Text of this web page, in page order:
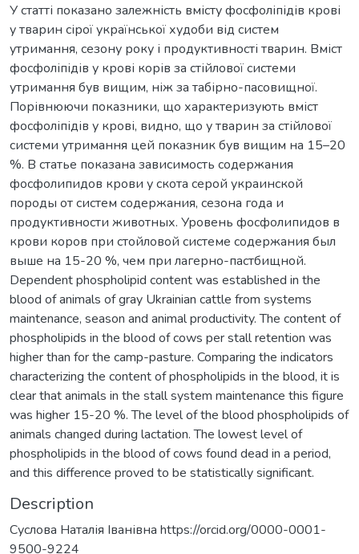
У статті показано залежність вмісту фосфоліпідів крові
у тварин сірої української худоби від систем
утримання, сезону року і продуктивності тварин. Вміст
фосфоліпідів у крові корів за стійлової системи
утримання був вищим, ніж за табірно-пасовищної.
Порівнюючи показники, що характеризують вміст
фосфоліпідів у крові, видно, що у тварин за стійлової
системи утримання цей показник був вищим на 15–20
%. В статье показана зависимость содержания
фосфолипидов крови у скота серой украинской
породы от систем содержания, сезона года и
продуктивности животных. Уровень фосфолипидов в
крови коров при стойловой системе содержания был
выше на 15-20 %, чем при лагерно-пастбищной.
Dependent phospholipid content was established in the
blood of animals of gray Ukrainian cattle from systems
maintenance, season and animal productivity. The content of
phospholipids in the blood of cows per stall retention was
higher than for the camp-pasture. Comparing the indicators
characterizing the content of phospholipids in the blood, it is
clear that animals in the stall system maintenance this figure
was higher 15-20 %. The level of the blood phospholipids of
animals changed during lactation. The lowest level of
phospholipids in the blood of cows found dead in a period,
and this difference proved to be statistically significant.
Description
Cуслова Наталія Іванівна https://orcid.org/0000-0001-
9500-9224